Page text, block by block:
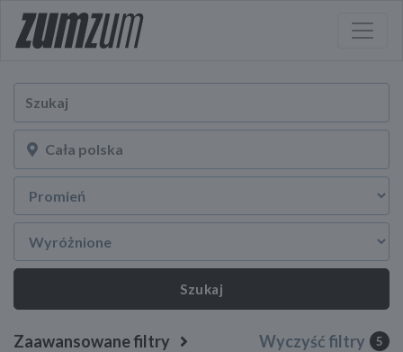
Szukaj
Zaawansowane filtry Wyczyść filtry 5